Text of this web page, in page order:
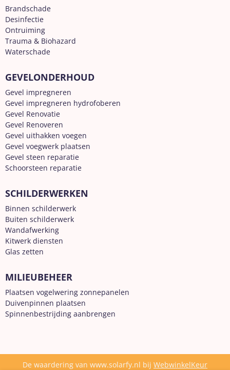
Brandschade
Desinfectie
Ontruiming
Trauma & Biohazard
Waterschade
GEVELONDERHOUD
Gevel impregneren
Gevel impregneren hydrofoberen
Gevel Renovatie
Gevel Renoveren
Gevel uithakken voegen
Gevel voegwerk plaatsen
Gevel steen reparatie
Schoorsteen reparatie
SCHILDERWERKEN
Binnen schilderwerk
Buiten schilderwerk
Wandafwerking
Kitwerk diensten
Glas zetten
MILIEUBEHEER
Plaatsen vogelwering zonnepanelen
Duivenpinnen plaatsen
Spinnenbestrijding aanbrengen
De waardering van www.solarfy.nl bij WebwinkelKeur